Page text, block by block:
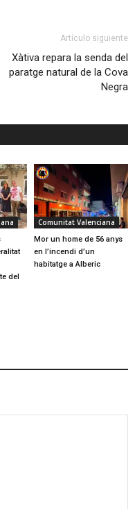
Artículo siguiente
Xàtiva repara la senda del
paratge natural de la Cova
Negra
del
Comunitat Valenciana
Mor un home de 56 anys
en l’incendi d’un
habitatge a Alberic